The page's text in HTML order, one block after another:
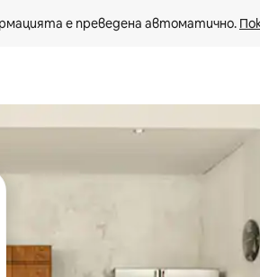
е преведена автоматично.